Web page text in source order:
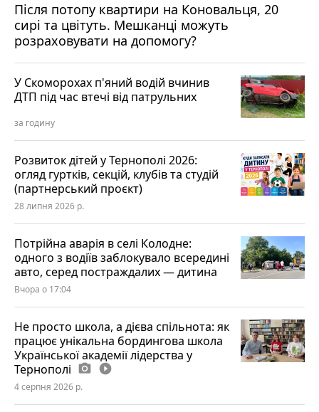
Після потопу квартири на Коновальця, 20
сирі та цвітуть. Мешканці можуть
розраховувати на допомогу?
У Скоморохах п'яний водій вчинив
ДТП під час втечі від патрульних
за годину
Розвиток дітей у Тернополі 2026:
огляд гуртків, секцій, клубів та студій
(партнерський проєкт)
28 липня 2026 р.
Потрійна аварія в селі Колодне:
одного з водіїв заблокувало всередині
авто, серед постраждалих — дитина
Вчора о 17:04
Не просто школа, а дієва спільнота: як
працює унікальна бордингова школа
Української академії лідерства у
Тернополі photo_camera play_circle_filled
4 серпня 2026 р.